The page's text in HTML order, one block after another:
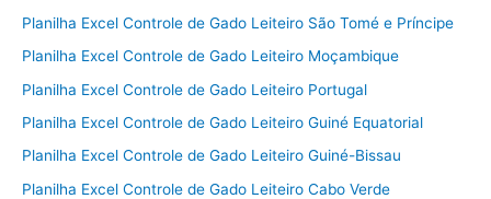
Planilha Excel Controle de Gado Leiteiro São Tomé e Príncipe
Planilha Excel Controle de Gado Leiteiro Moçambique
Planilha Excel Controle de Gado Leiteiro Portugal
Planilha Excel Controle de Gado Leiteiro Guiné Equatorial
Planilha Excel Controle de Gado Leiteiro Guiné-Bissau
Planilha Excel Controle de Gado Leiteiro Cabo Verde